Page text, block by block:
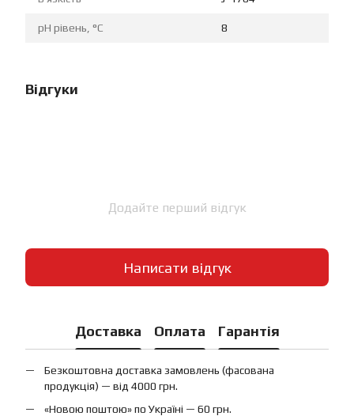
pH рівень, °C 8
Відгуки
Додайте перший відгук
Написати відгук
Доставка Оплата Гарантія
Безкоштовна доставка замовлень (фасована
продукція) — від 4000 грн.
«Новою поштою» по Україні — 60 грн.